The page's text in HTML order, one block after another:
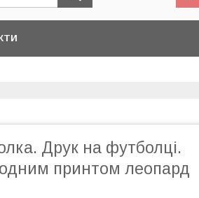
Друк на футболці.
принтом леопард